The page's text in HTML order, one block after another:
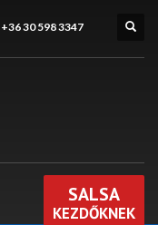
+36 30 598 3347
SALSA
KEZDŐKNEK